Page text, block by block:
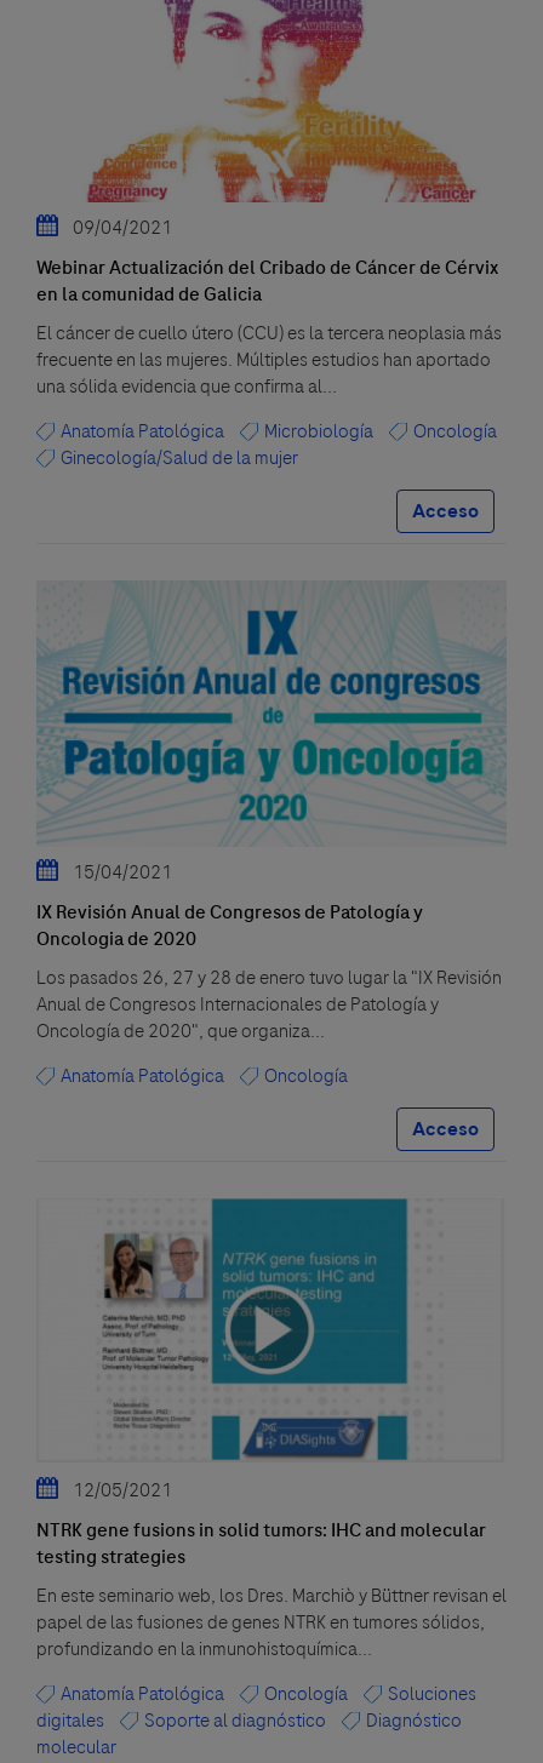
09/04/2021
Webinar Actualización del Cribado de Cáncer de Cérvix
en la comunidad de Galicia
El cáncer de cuello útero (CCU) es la tercera neoplasia más
frecuente en las mujeres. Múltiples estudios han aportado
una sólida evidencia que confirma al...
Anatomía Patológica
Microbiología
Oncología
Ginecología/Salud de la mujer
Acceso
15/04/2021
IX Revisión Anual de Congresos de Patología y
Oncologia de 2020
Los pasados 26, 27 y 28 de enero tuvo lugar la "IX Revisión
Anual de Congresos Internacionales de Patología y
Oncología de 2020", que organiza...
Anatomía Patológica
Oncología
Acceso
12/05/2021
NTRK gene fusions in solid tumors: IHC and molecular
testing strategies
En este seminario web, los Dres. Marchiò y Büttner revisan el
papel de las fusiones de genes NTRK en tumores sólidos,
profundizando en la inmunohistoquímica...
Anatomía Patológica
Oncología
Soluciones
digitales
Soporte al diagnóstico
Diagnóstico
molecular